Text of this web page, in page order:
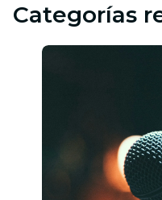
Categorías